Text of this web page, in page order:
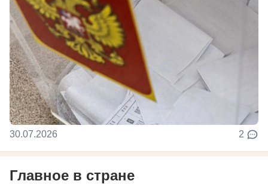
30.07.2026 2
Главное в стране